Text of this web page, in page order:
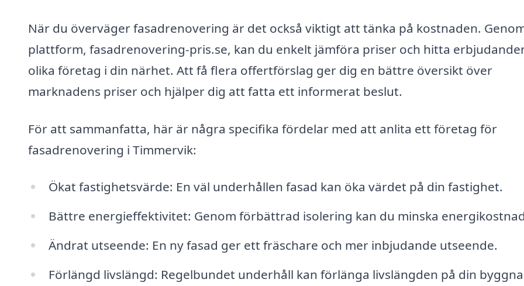
När du överväger fasadrenovering är det också viktigt att tänka på kostnaden.
plattform, fasadrenovering-pris.se, kan du enkelt jämföra priser och hitta
olika företag i din närhet. Att få flera offertförslag ger dig en bättre översikt över
marknadens priser och hjälper dig att fatta ett informerat beslut.
För att sammanfatta, här är några specifika fördelar med att anlita ett företag för
fasadrenovering i Timmervik:
Ökat fastighetsvärde: En väl underhållen fasad kan öka värdet på din fastighet.
Bättre energieffektivitet: Genom förbättrad isolering kan du minska
Ändrat utseende: En ny fasad ger ett fräschare och mer inbjudande utseende.
Förlängd livslängd: Regelbundet underhåll kan förlänga livslängden på din